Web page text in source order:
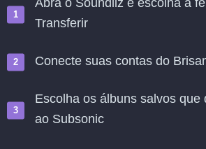
Abra o Soundiiz e escolha a
Transferir
Conecte suas contas do
Escolha os álbuns salvos que
ao Subsonic